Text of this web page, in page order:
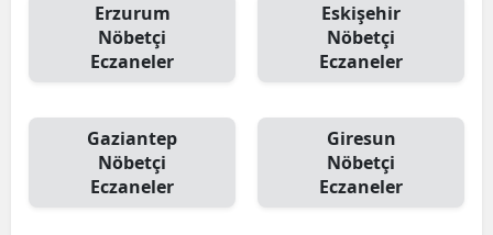
Erzurum
Nöbetçi
Eczaneler
Eskişehir
Nöbetçi
Eczaneler
Gaziantep
Nöbetçi
Eczaneler
Giresun
Nöbetçi
Eczaneler